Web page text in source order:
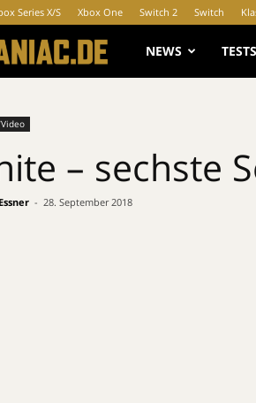
Series X/S Xbox One Switch 2 Switch
MANIAC.de
NEWS TESTS
– sechste
- 28. September 2018